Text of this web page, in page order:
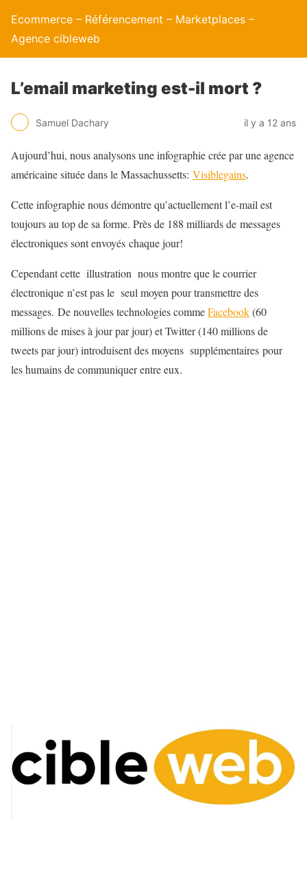
Ecommerce – Référencement – Marketplaces –
Agence cibleweb
L’email marketing est-il mort ?
Samuel Dachary il y a 12 ans
Aujourd’hui, nous analysons une infographie crée par une agence
américaine située dans le Massachussetts: Visiblegains.
Cette infographie nous démontre qu’actuellement l’e-mail est
toujours au top de sa forme. Près de 188 milliards de messages
électroniques sont envoyés chaque jour!
Cependant cette illustration nous montre que le courrier
électronique n’est pas le seul moyen pour transmettre des
messages. De nouvelles technologies commeFacebook(60
millions de mises à jour par jour) et Twitter (140 millions de
tweets par jour) introduisent des moyens supplémentaires pour
les humains de communiquer entre eux.